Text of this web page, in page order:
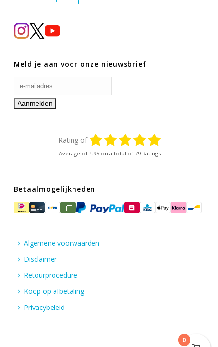
Meld je aan voor onze nieuwsbrief
Rating of
Average of 4.95 on a total of 79 Ratings
Betaalmogelijkheden
Algemene voorwaarden
Disclaimer
Retourprocedure
Koop op afbetaling
Privacybeleid
0